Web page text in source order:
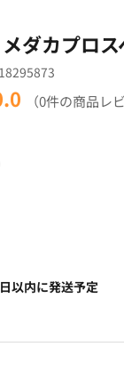
ダカプロ
（0件の商品レ
以内に発送予定